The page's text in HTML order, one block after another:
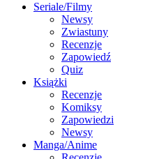
Seriale/Filmy
Newsy
Zwiastuny
Recenzje
Zapowiedź
Quiz
Książki
Recenzje
Komiksy
Zapowiedzi
Newsy
Manga/Anime